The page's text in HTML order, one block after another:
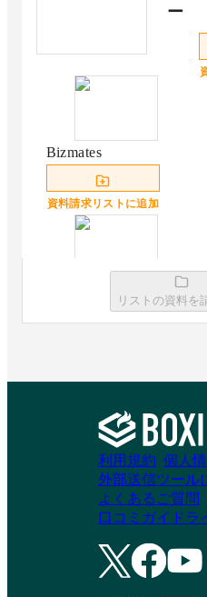
ー
Bizmates
資料請求リストに追加
COMPANY for biz
リストの資料を
利用規約 個人
外部送信ツール
よくあるご質問
口コミガイドラ